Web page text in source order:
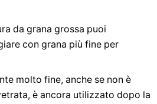
da grana grossa puoi
con grana più fine per
molto fine, anche se non è
è ancora utilizzato dopo la